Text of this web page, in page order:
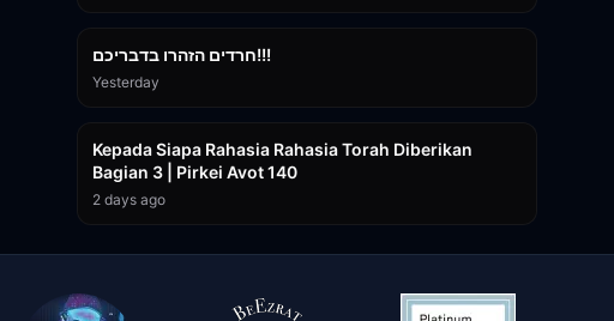
חרדים הזהרו בדבריכם!!!
Yesterday
Kepada Siapa Rahasia Rahasia Torah Diberikan
Bagian 3 | Pirkei Avot 140
2 days ago